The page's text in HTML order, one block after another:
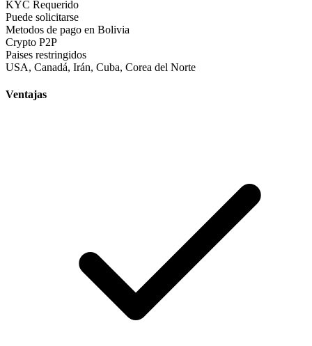
KYC Requerido
Puede solicitarse
Metodos de pago en Bolivia
Crypto P2P
Paises restringidos
USA, Canadá, Irán, Cuba, Corea del Norte
Ventajas